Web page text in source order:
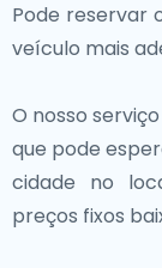
cosmopolita.
centenárias,
mergulhando
país garante
rico tecido
esteja a
oferecem
uma curta
Pode reservar
veículo mais
O nosso
que pode
cidade no
preços fixos